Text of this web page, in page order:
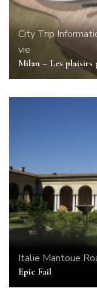
City Trip
vie
Milan – Les plaisirs
Italie Mantoue
Epic Fail